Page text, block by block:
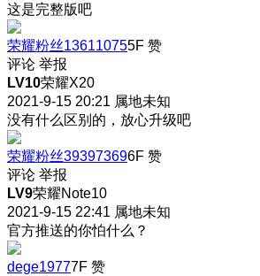
这是完整版吧
荣耀粉丝136110755F 赞
评论 举报
LV10荣耀X20
2021-9-15 20:21 属地未知
没有什么区别的，放心升级吧
荣耀粉丝393973696F 赞
评论 举报
LV9荣耀Note10
2021-9-15 22:41 属地未知
官方推送的你怕什么？
dege19777F 赞